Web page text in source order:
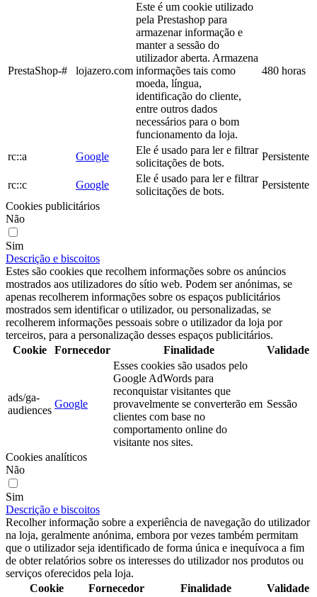
PrestaShop-# lojazero.com
Este é um cookie utilizado
pela Prestashop para
armazenar informação e
manter a sessão do
utilizador aberta. Armazena
informações tais como
moeda, língua,
identificação do cliente,
entre outros dados
necessários para o bom
funcionamento da loja.
480 horas
rc::a Google
Ele é usado para ler e filtrar
solicitações de bots.
Persistente
rc::c Google
Ele é usado para ler e filtrar
solicitações de bots.
Persistente
Cookies publicitários
Não
Sim
Descrição e biscoitos
Estes são cookies que recolhem informações sobre os anúncios
mostrados aos utilizadores do sítio web. Podem ser anónimas, se
apenas recolherem informações sobre os espaços publicitários
mostrados sem identificar o utilizador, ou personalizadas, se
recolherem informações pessoais sobre o utilizador da loja por
terceiros, para a personalização desses espaços publicitários.
Cookie
Fornecedor Finalidade Validade
ads/ga-
audiences
Google
Esses cookies são usados pelo
Google AdWords para
reconquistar visitantes que
provavelmente se converterão em
clientes com base no
comportamento online do
visitante nos sites.
Sessão
Cookies analíticos
Não
Sim
Descrição e biscoitos
Recolher informação sobre a experiência de navegação do utilizador
na loja, geralmente anónima, embora por vezes também permitam
que o utilizador seja identificado de forma única e inequívoca a fim
de obter relatórios sobre os interesses do utilizador nos produtos ou
serviços oferecidos pela loja.
Cookie
Fornecedor Finalidade Validade